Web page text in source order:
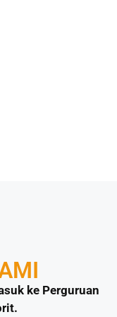
ke Perguruan